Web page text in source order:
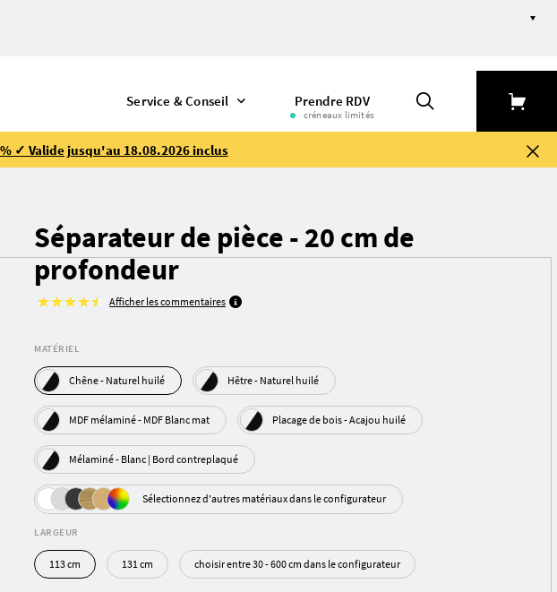
Service & Conseil Prendre RDV
créneaux limités
✓ Valide jusqu'au 18.08.2026 inclus
Séparateur de pièce - 20 cm de
profondeur
Afficher les commentaires
MATÉRIEL
Chêne - Naturel huilé Hêtre - Naturel huilé
MDF mélaminé - MDF Blanc mat Placage de bois - Acajou huilé
Mélaminé - Blanc | Bord contre­plaqué
Sélectionnez d'autres matériaux dans le configurateur
LARGEUR
113 cm 131 cm choisir entre 30 - 600 cm dans le configurateur